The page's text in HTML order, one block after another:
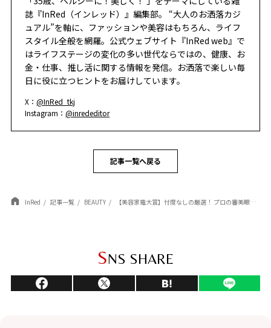
誌『InRed（インレッド）』編集部。 “大人のお洒落カジ
ュアル”を軸に、ファッションや美容はもちろん、ライフ
スタイル全般を網羅。公式ウェブサイト『InRed web』で
はライフステージの変化の多い世代ならではの、健康、お
金・仕事、推し活に関する情報を発信。お洒落で楽しい毎
日に役に立つヒントをお届けしています。
X：@InRed_tkj
Instagram：@inrededitor
記事一覧へ戻る
InRed 記事一覧 BEAUTY 【美容家電大賞】忖度なしの厳選！ プロの審美眼を突破した、投資価値ある「美顔器」5選
SNS SHARE